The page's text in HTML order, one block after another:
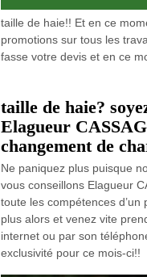
taille de haie!! Et en ce
promotions sur tous les
fasse votre devis et en ce
taille de haie?
Elagueur
changement de
Ne paniquez plus puisque
vous conseillons Elagueur
toute les compétences
plus alors et venez vite
internet ou par son
exclusivité pour ce mois-ci!!